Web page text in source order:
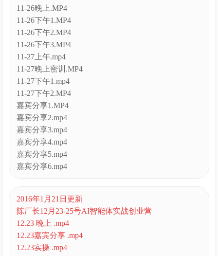
11-26晚上.MP4
11-26下午1.MP4
11-26下午2.MP4
11-26下午3.MP4
11-27上午.mp4
11-27晚上密训.MP4
11-27下午1.mp4
11-27下午2.MP4
嘉宾分享1.MP4
嘉宾分享2.mp4
嘉宾分享3.mp4
嘉宾分享4.mp4
嘉宾分享5.mp4
嘉宾分享6.mp4
2016年1月21日更新
陈厂长12月23-25号AI智能体实战创业营
12.23 晚上 .mp4
12.23嘉宾分享 .mp4
12.23实操 .mp4